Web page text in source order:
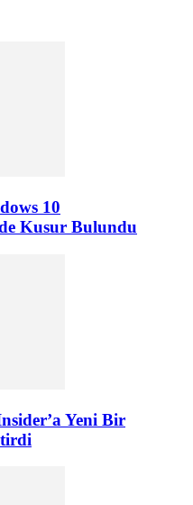
10
Kusur Bulundu
Yeni Bir